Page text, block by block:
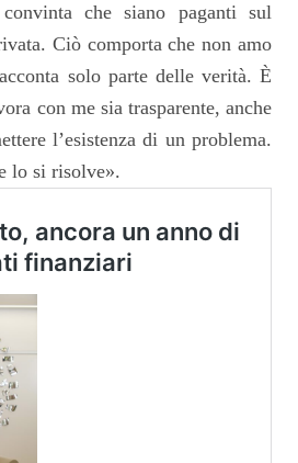
che siano paganti sul
Ciò comporta che non amo
solo parte delle verità. È
con me sia trasparente, anche
l’esistenza di un problema.
lo si risolve».